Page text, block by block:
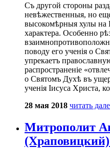
Съ другой стороны
невѣжественныя, но
высокомѣрныя хулы на
характера. Особенно
поводу его ученія о
упрекаетъ
распространеніе
о Святомъ Духѣ въ
ученія Іисуса Христа,
28 мая 2018 читать
Митрополит